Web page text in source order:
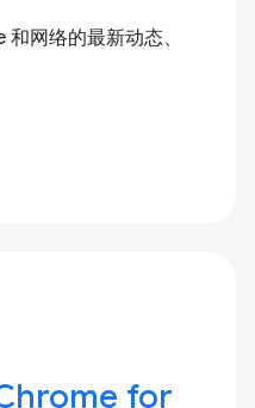
网络的最新动态、
for